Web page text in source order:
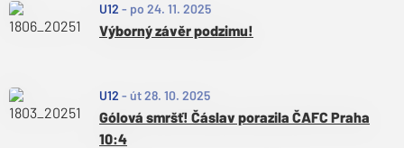
U12 - po 24. 11. 2025
Výborný závěr podzimu!
U12 - út 28. 10. 2025
Gólová smršť! Čáslav porazila ČAFC Praha
10:4